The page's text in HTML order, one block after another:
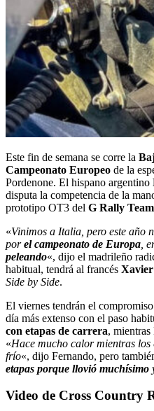
Este fin de semana se corre la
Campeonato Europeo de la
Pordenone. El hispano argentino
disputa la competencia de la
prototipo OT3 del G Rally Team
«Vinimos a Italia, pero este año
porel campeonato de Europa ,
peleando«, dijo el madrileño
habitual, tendrá al francés
Side by Side.
El viernes tendrán el
día más extenso con el paso
con etapas de carrera,
«Hace mucho calor mientras
frío«, dijo Fernando, pero
etapas porque llovió muchísimo
Video de Cross Country